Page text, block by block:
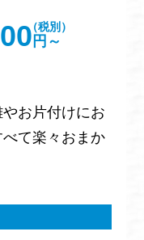
円～
（税別）
お片付けにお
て楽々おまか